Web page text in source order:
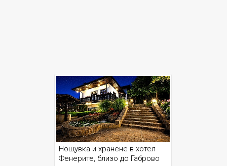
Нощувка и хранене в хотел
Фенерите, близо до Габрово